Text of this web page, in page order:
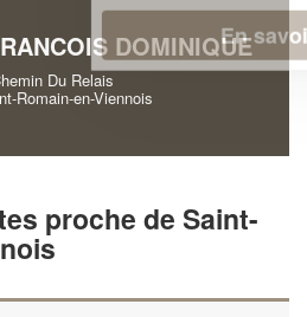
DOMINIQUE
Du Relais
Romain-en-Viennois
proche de Saint-
En savoir plus